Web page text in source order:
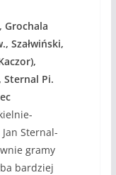
Grochala
Szałwiński,
Sternal Pi.
Sternal-
gramy
bardziej